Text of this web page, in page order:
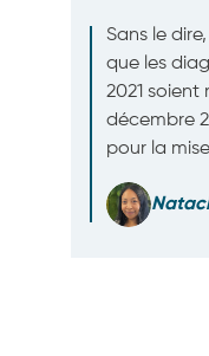
Sans le
que les
2021 soient
décembre
pour la